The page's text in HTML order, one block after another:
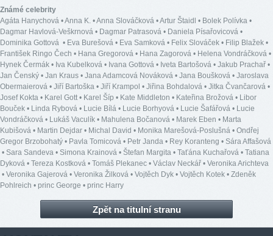
Známé celebrity
Agáta Hanychová •Anna K. •Anna Slováčková •Artur Štaidl • Bolek Polívka •
Dagmar Havlová-Veškrnová • Dagmar Patrasová • Daniela Písařovicová •
Dominika Gottová • Eva Burešová • Eva Samková • Felix Slováček • Filip Blažek •
František Ringo Čech • Hana Gregorová • Hana Zagorová • Helena Vondráčková •
Hynek Čermák • Iva Kubelková • Ivana Gottová • Iveta Bartošová • Jakub Prachař •
Jan Čenský • Jan Kraus • Jana Adamcová Nováková • Jana Boušková • Jaroslava
Obermaierová • Jiří Bartoška • Jiří Krampol • Jiřina Bohdalová • Jitka Čvančarová •
Josef Kokta • Karel Gott• Karel Šíp • Kate Middleton • Kateřina Brožová • Libor
Bouček • Linda Rybová • Lucie Bílá • Lucie Borhyová • Lucie Šafářová • Lucie
Vondráčková • Lukáš Vaculík • Mahulena Bočanová • Marek Eben • Marta
Kubišová • Martin Dejdar • Michal David • Monika Marešová-Poslušná • Ondřej
Gregor Brzobohatý • Pavla Tomicová • Petr Janda • Rey Koranteng • Sára Affašová
• Sara Sandeva • Simona Krainová • Štefan Margita • Taťána Kuchařová • Tatiana
Dyková • Tereza Kostková • Tomáš Plekanec • Václav Neckář • Veronika Arichteva
• Veronika Gajerová • Veronika Žilková • Vojtěch Dyk • Vojtěch Kotek • Zdeněk
Pohlreich • princ George • princ Harry
Zpět na titulní stranu